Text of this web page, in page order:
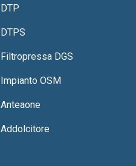
DTP
DTPS
Filtropressa DGS
Impianto OSM
Anteaone
Addolcitore